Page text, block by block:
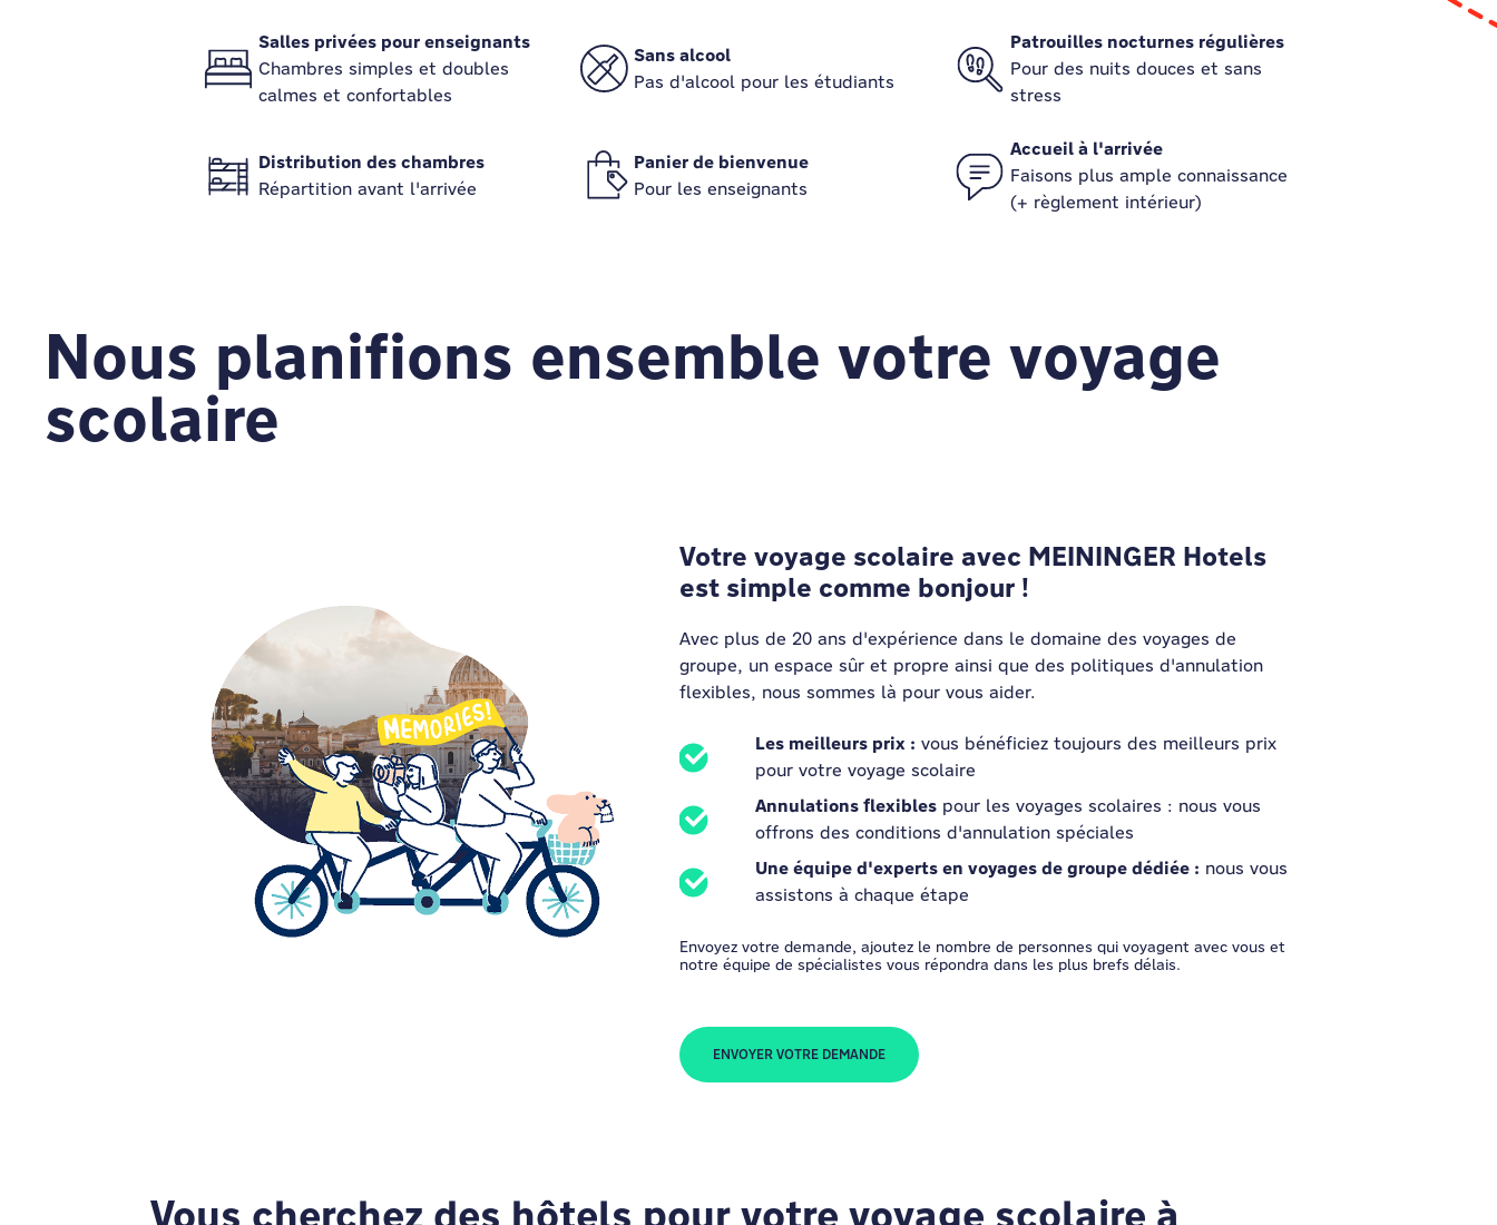
Salles privées pour enseignants
Chambres simples et doubles
calmes et confortables
Sans alcool
Pas d'alcool pour les étudiants
Patrouilles nocturnes régulières
Pour des nuits douces et sans
stress
Distribution des chambres
Répartition avant l'arrivée
Panier de bienvenue
Pour les enseignants
Accueil à l'arrivée
Faisons plus ample connaissance
(+ règlement intérieur)
Nous planifions ensemble votre voyage
scolaire
Votre voyage scolaire avec MEININGER Hotels
est simple comme bonjour !
Avec plus de 20 ans d'expérience dans le domaine des voyages de
groupe, un espace sûr et propre ainsi que des politiques d'annulation
flexibles, nous sommes là pour vous aider.
Les meilleurs prix : vous bénéficiez toujours des meilleurs prix
pour votre voyage scolaire
Annulations flexiblespour les voyages scolaires : nous vous
offrons des conditions d'annulation spéciales
Une équipe d'experts en voyages de groupe dédiée : nous vous
assistons à chaque étape
Envoyez votre demande, ajoutez le nombre de personnes qui voyagent avec vous et
notre équipe de spécialistes vous répondra dans les plus brefs délais.
ENVOYER VOTRE DEMANDE